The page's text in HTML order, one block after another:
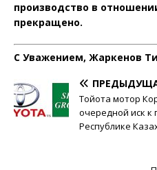
производство в
прекращено.
С Уважением, Жаркенов
Тойота мотор
очередной иск к
Республике